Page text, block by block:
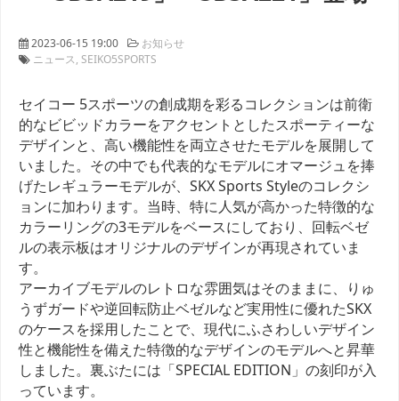
2023-06-15 19:00
お知らせ
ニュース SEIKO5SPORTS
セイコー 5スポーツの創成期を彩るコレクションは前衛
的なビビッドカラーをアクセントとしたスポーティーな
デザインと、高い機能性を両立させたモデルを展開して
いました。その中でも代表的なモデルにオマージュを捧
げたレギュラーモデルが、SKX Sports Styleのコレクシ
ョンに加わります。当時、特に人気が高かった特徴的な
カラーリングの3モデルをベースにしており、回転ベゼ
ルの表示板はオリジナルのデザインが再現されていま
す。
アーカイブモデルのレトロな雰囲気はそのままに、りゅ
うずガードや逆回転防止ベゼルなど実用性に優れたSKX
のケースを採用したことで、現代にふさわしいデザイン
性と機能性を備えた特徴的なデザインのモデルへと昇華
しました。裏ぶたには「SPECIAL EDITION」の刻印が入
っています。